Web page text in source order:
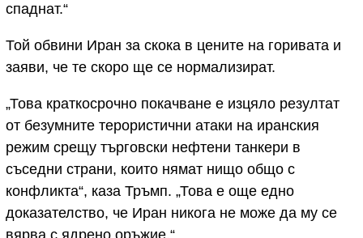
спаднат.“
Той обвини Иран за скока в цените на горивата и
заяви, че те скоро ще се нормализират.
„Това краткосрочно покачване е изцяло резултат
от безумните терористични атаки на иранския
режим срещу търговски нефтени танкери в
съседни страни, които нямат нищо общо с
конфликта“, каза Тръмп. „Това е още едно
доказателство, че Иран никога не може да му се
вярва с ядрено оръжие.“